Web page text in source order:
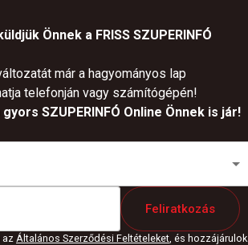
Önnek a FRISS SZUPERINFÓ
már a hagyományos lap
telefonján vagy számítógépén!
SZUPERINFÓ Online Önnek is jár!
Feliratkozás
Általános Szerződési Feltételeket , és hozzájárulok